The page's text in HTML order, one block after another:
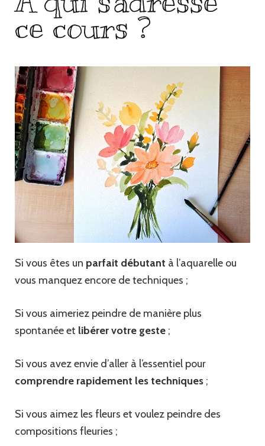
ce cours ?
Si vous êtes un parfait débutant à l’aquarelle ou
vous manquez encore de techniques ;
Si vous aimeriez peindre de manière plus
spontanée et libérer votre geste ;
Si vous avez envie d’aller à l’essentiel pour
comprendre rapidement les techniques ;
Si vous aimez les fleurs et voulez peindre des
compositions fleuries ;